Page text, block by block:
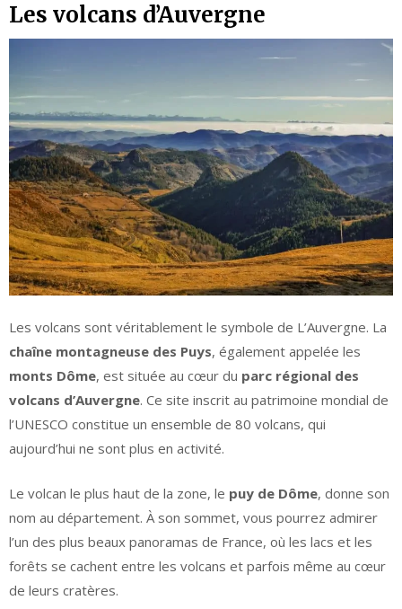
Les volcans d’Auvergne
Les volcans sont véritablement le symbole de L’Auvergne. La
chaîne montagneuse des Puys, également appelée les
monts Dôme, est située au cœur du parc régional des
volcans d’Auvergne. Ce site inscrit au patrimoine mondial de
l’UNESCO constitue un ensemble de 80 volcans, qui
aujourd’hui ne sont plus en activité.
Le volcan le plus haut de la zone, le puy de Dôme, donne son
nom au département. À son sommet, vous pourrez admirer
l’un des plus beaux panoramas de France, où les lacs et les
forêts se cachent entre les volcans et parfois même au cœur
de leurs cratères.